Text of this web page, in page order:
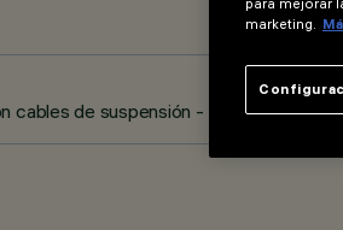
cables de suspensión - L=4000
marketing.